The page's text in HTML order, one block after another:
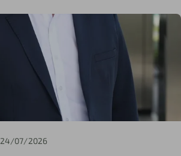
24/07/2026